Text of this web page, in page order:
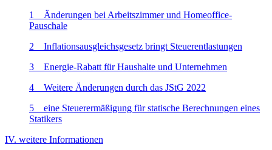
1 Änderungen bei Arbeitszimmer und Homeoffice-
Pauschale
2 Inflationsausgleichsgesetz bringt Steuerentlastungen
3 Energie-Rabatt für Haushalte und Unternehmen
4 Weitere Änderungen durch das JStG 2022
5 eine Steuerermäßigung für statische Berechnungen eines
Statikers
IV. weitere Informationen